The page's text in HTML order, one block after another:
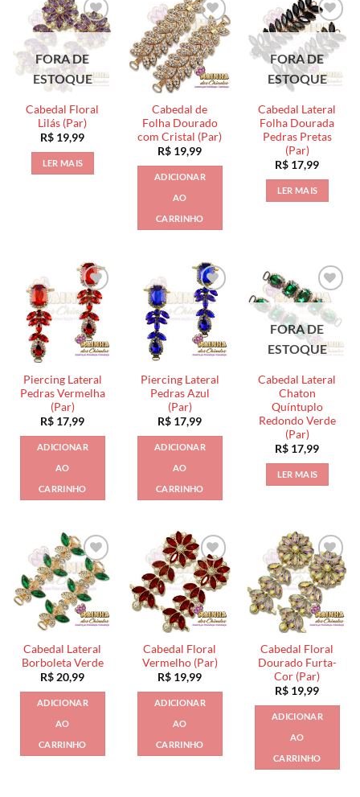
FORA DE
ESTOQUE
Cabedal Floral
Lilás (Par)
R$ 19,99
LER MAIS
Cabedal de
Folha Dourado
com Cristal (Par)
R$ 19,99
ADICIONAR
AO
CARRINHO
FORA DE
ESTOQUE
Cabedal Lateral
Folha Dourada
Pedras Pretas
(Par)
R$ 17,99
LER MAIS
Piercing Lateral
Pedras Vermelha
(Par)
R$ 17,99
ADICIONAR
AO
CARRINHO
Piercing Lateral
Pedras Azul
(Par)
R$ 17,99
ADICIONAR
AO
CARRINHO
FORA DE
ESTOQUE
Cabedal Lateral
Chaton
Quíntuplo
Redondo Verde
(Par)
R$ 17,99
LER MAIS
Cabedal Lateral
Borboleta Verde
R$20,99
ADICIONAR
AO
CARRINHO
Cabedal Floral
Vermelho (Par)
R$ 19,99
ADICIONAR
AO
CARRINHO
Cabedal Floral
Dourado Furta-
Cor (Par)
R$ 19,99
ADICIONAR
AO
CARRINHO